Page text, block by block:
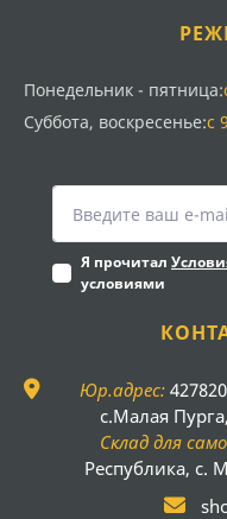
Понедельник - пятница:
Суббота, воскресенье:с
Я прочитал
условиями
Юр.адрес:
с.Малая
Склад для
Республика, с.